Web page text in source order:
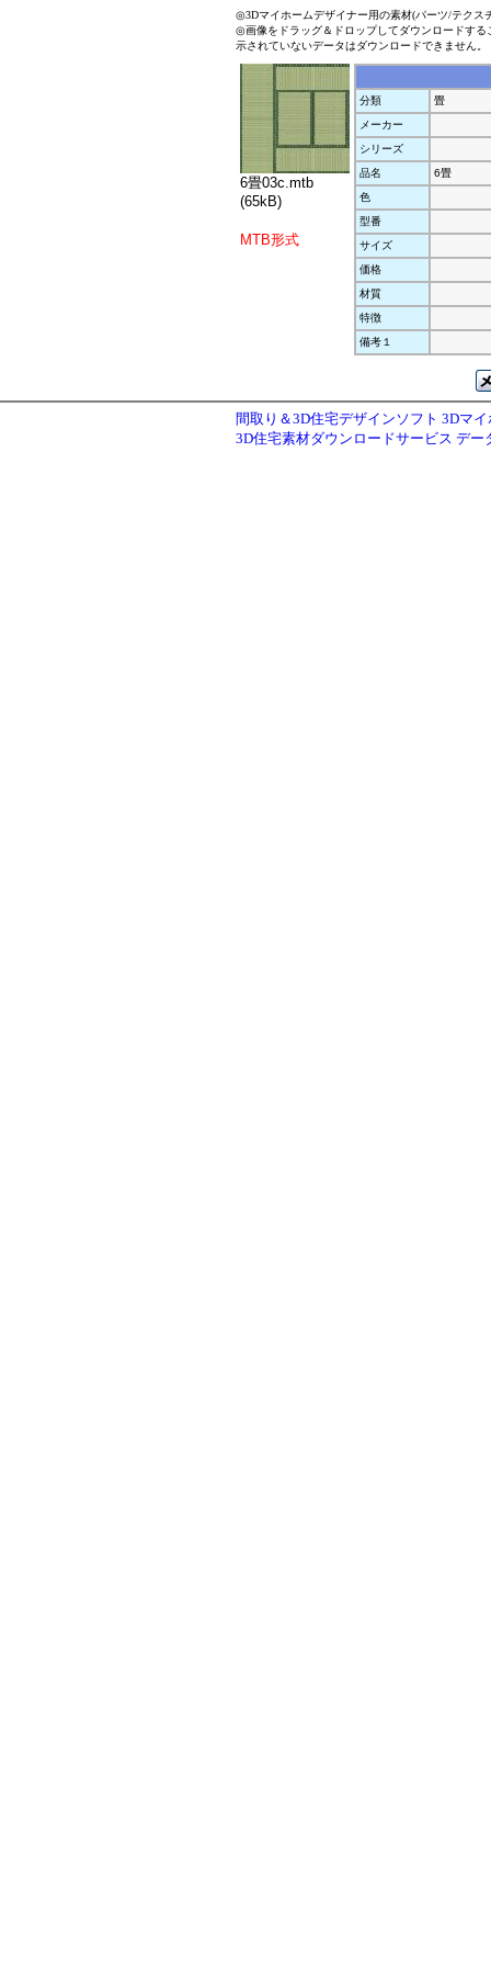
◎3Dマイホームデザイナー用の素材(パーツ/テクス
◎画像をドラッグ＆ドロップしてダウンロードす
示されていないデータはダウンロードできません。
6畳03c.mtb
(65kB)
MTB形式
分類
畳
メーカー
シリーズ
品名
6畳
色
型番
サイズ
価格
材質
特徴
備考１
間取り＆3D住宅デザインソフト 3Dマ
3D住宅素材ダウンロードサービス デー